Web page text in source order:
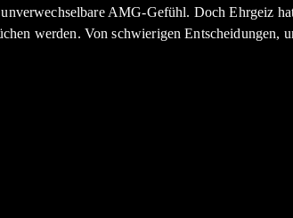
AMG‑Gefühl. Doch Ehrgeiz
werden. Von schwierigen Entscheidungen,